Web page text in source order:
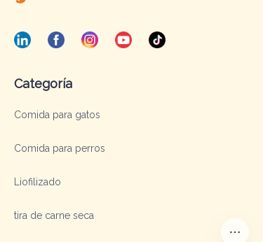
Categoría
Comida para gatos
Comida para perros
Liofilizado
tira de carne seca